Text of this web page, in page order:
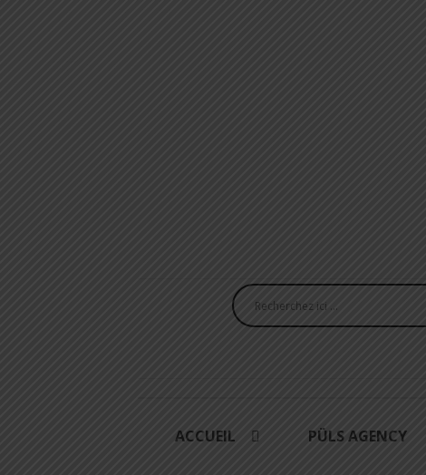
ACCUEIL PÜLS AGENCY